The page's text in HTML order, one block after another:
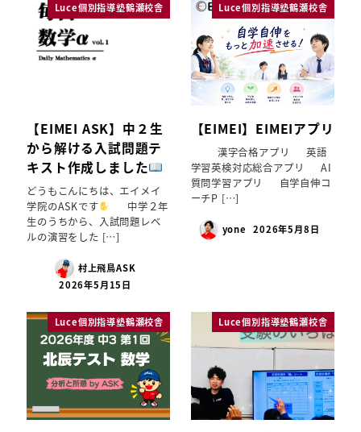
Luce個別指導塾鶴瀬校舎
【EIMEI ASK】中２生
から解ける入試問題テ
キスト作成しました
どうもこんにちは、エイメイ
学院のASKです
中学２年
生のうちから、入試問題レベ
ルの演習をした […]
村上飛鳥ASK
2026年5月15日
Luce個別指導塾鶴瀬校舎
【EIMEI】EIMEIアプリ
漢字合格アプリ 英語
学習英検対応総合アプリ AI
質問学習アプリ 自学自伸コ
ーチP […]
yone 2026年5月8日
Luce個別指導塾鶴瀬校舎 Luce個別指導塾鶴瀬校舎